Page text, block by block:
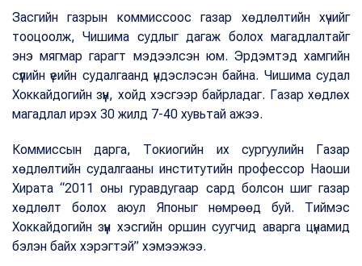
Засгийн газрын коммиссоос газар хөдлөлтийн хүчийг
тооцоолж, Чишима судлыг дагаж болох магадлалтайг
энэ мягмар гарагт мэдээлсэн юм. Эрдэмтэд хамгийн
сүүлийн үеийн судалгаанд үндэслэсэн байна. Чишима судал
Хоккайдогийн зүүн, хойд хэсгээр байрладаг. Газар хөдлөх
магадлал ирэх 30 жилд 7-40 хувьтай ажээ.
Коммиссын дарга, Токиогийн их сургуулийн Газар
хөдлөлтийн судалгааны институтийн профессор Наоши
Хирата “2011 оны гуравдугаар сард болсон шиг газар
хөдлөлт болох аюул Японыг нөмрөөд буй. Тиймэс
Хоккайдогийн зүүн хэсгийн оршин суугчид аварга цүнамид
бэлэн байх хэрэгтэй” хэмээжээ.